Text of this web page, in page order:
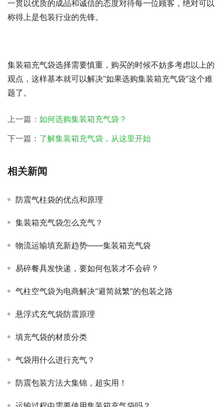
一贯以优质的成品和诚信的态度对待每一位顾客，绝对可以
称得上是包装行业的先锋。
集装箱充气袋选择需要慎重，购买的时候不妨多考虑以上的
观点，这样基本就可以解决“如果选购集装箱充气袋”这个难
题了。
上一篇： 如何选购集装箱充气袋？
下一篇： 了解集装箱充气袋，从这里开始
相关新闻
防震气柱袋的优点和原理
集装箱充气袋怎么充气？
物流运输填充新趋势——集装箱充气袋
易碎餐具发快递，要如何包装才不会碎？
气柱空气袋为电商解决“避简就繁”的包装之路
悬浮式充气袋防震原理
填充气袋的材质分类
气袋用什么进行充气？
防震包装方法大集锦，超实用！